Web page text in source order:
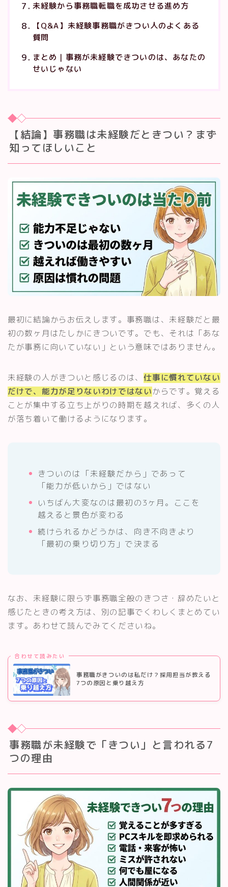
未経験から事務職転職を成功させる進め方
【Q&A】未経験事務職がきつい人のよくある
質問
まとめ｜事務が未経験できついのは、あなたの
せいじゃない
【結論】事務職は未経験だときつい？まず
知ってほしいこと
最初に結論からお伝えします。事務職は、未経験だと最
初の数ヶ月はたしかにきついです。でも、それは「あな
たが事務に向いていない」という意味ではありません。
未経験の人がきついと感じるのは、仕事に慣れていない
だけで、能力が足りないわけではないからです。覚える
ことが集中する立ち上がりの時期を越えれば、多くの人
が落ち着いて働けるようになります。
きついのは「未経験だから」であって
「能力が低いから」ではない
いちばん大変なのは最初の3ヶ月。ここを
越えると景色が変わる
続けられるかどうかは、向き不向きより
「最初の乗り切り方」で決まる
なお、未経験に限らず事務職全般のきつさ・辞めたいと
感じたときの考え方は、別の記事でくわしくまとめてい
ます。あわせて読んでみてくださいね。
合わせて読みたい
事務職がきついのは私だけ？採用担当が教える
7つの原因と乗り越え方
事務職が未経験で「きつい」と言われる7
つの理由